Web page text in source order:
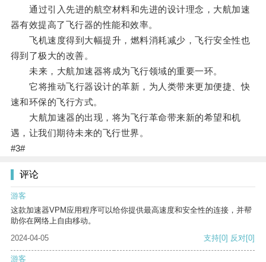
通过引入先进的航空材料和先进的设计理念，大航加速
器有效提高了飞行器的性能和效率。
飞机速度得到大幅提升，燃料消耗减少，飞行安全性也
得到了极大的改善。
未来，大航加速器将成为飞行领域的重要一环。
它将推动飞行器设计的革新，为人类带来更加便捷、快
速和环保的飞行方式。
大航加速器的出现，将为飞行革命带来新的希望和机
遇，让我们期待未来的飞行世界。
#3#
评论
游客
这款加速器VPM应用程序可以给你提供最高速度和安全性的连接，并帮
助你在网络上自由移动。
2024-04-05
支持[0] 反对[0]
游客